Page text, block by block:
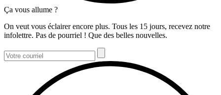
Ça vous allume ?
On veut vous éclairer encore plus. Tous les 15 jours, recevez notre
infolettre. Pas de pourriel ! Que des belles nouvelles.